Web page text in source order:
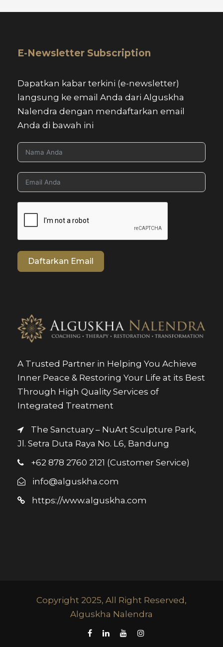
E-Newsletter Subscription
Dapatkan kabar terkini (e-newsletter)
langsung ke email Anda dari Alguskha
Nalendra dengan mendaftarkan email
Anda di bawah ini
Daftarkan Email
A Trusted Partner in Helping You Achieve
Inner Peace & Restoring Your Life at its Best
Through High Quality Services of
Integrated Treatment
The Sanctuary – NuArt Sculpture Park,
Jl. Setra Duta Raya No. L6, Bandung
+62 878 2760 2121 (Customer Service)
info@alguskha.com
https://www.alguskha.com
Copyright 2025, All Right Reserved,
Alguskha Nalendra